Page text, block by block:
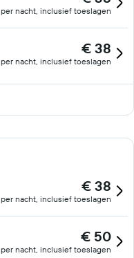
per nacht, inclusief toeslagen
€ 38
per nacht, inclusief toeslagen
€ 38
per nacht, inclusief toeslagen
€ 50
per nacht, inclusief toeslagen